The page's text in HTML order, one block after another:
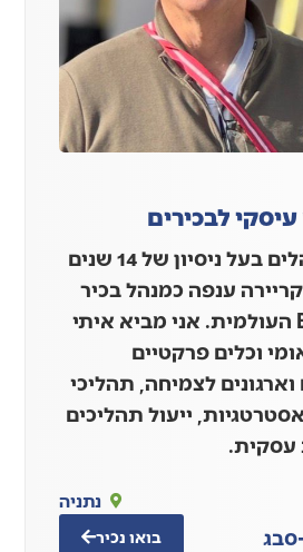
יועץ עסקי למנהלים בעל ניסיון של 14 שנים
ענפה כמנהל בכיר
בחברת BOSCH העולמית. אני מביא איתי
וכלים פרקטיים
לצמיחה, תהליכי
ייעול תהליכים
עסקית.
סבג
נתניה
בואו נכיר